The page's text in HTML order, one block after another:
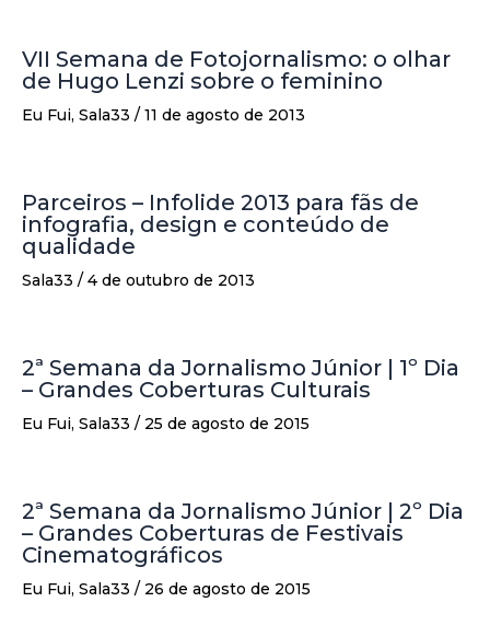
VII Semana de Fotojornalismo: o olhar
de Hugo Lenzi sobre o feminino
Eu Fui, Sala33 / 11 de agosto de 2013
Parceiros – Infolide 2013 para fãs de
infografia, design e conteúdo de
qualidade
Sala33 / 4 de outubro de 2013
2ª Semana da Jornalismo Júnior | 1º Dia
– Grandes Coberturas Culturais
Eu Fui, Sala33 / 25 de agosto de 2015
2ª Semana da Jornalismo Júnior | 2º Dia
– Grandes Coberturas de Festivais
Cinematográficos
Eu Fui, Sala33 / 26 de agosto de 2015